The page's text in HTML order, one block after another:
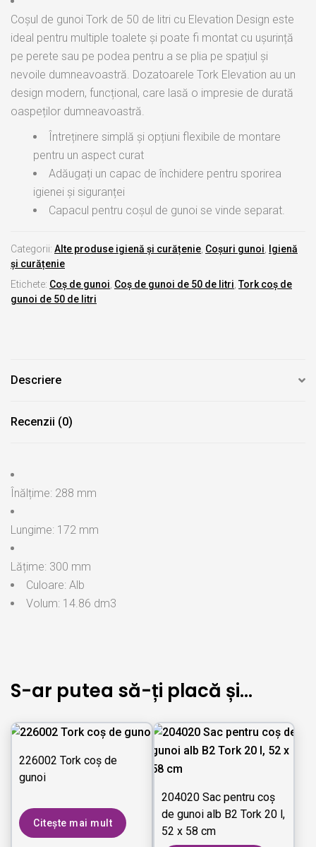
Coșul de gunoi Tork de 50 de litri cu Elevation Design este
ideal pentru multiple toalete și poate fi montat cu ușurință
pe perete sau pe podea pentru a se plia pe spațiul și
nevoile dumneavoastră. Dozatoarele Tork Elevation au un
design modern, funcțional, care lasă o impresie de durată
oaspeților dumneavoastră.
Întreținere simplă și opțiuni flexibile de montare
pentru un aspect curat
Adăugați un capac de închidere pentru sporirea
igienei și siguranței
Capacul pentru coșul de gunoi se vinde separat.
Categorii: Alte produse igienă și curățenie Coșuri gunoi
Igienă
și curățenie
Etichete: Coș de gunoi Coș de gunoi de 50 de litri Tork coș de
gunoi de 50 de litri
Descriere
Recenzii (0)
Înălțime: 288 mm
Lungime: 172 mm
Lățime: 300 mm
Culoare: Alb
Volum: 14.86 dm3
S-ar putea să-ți placă și…
226002 Tork coș de
gunoi
Citește mai mult
204020 Sac pentru coş
de gunoi alb B2 Tork 20 l,
52 x 58 cm